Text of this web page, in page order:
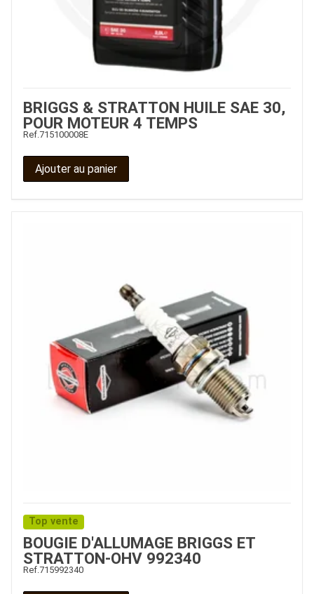
BRIGGS & STRATTON HUILE SAE 30,
POUR MOTEUR 4 TEMPS
Ref. 715100008E
Ajouter au panier
Top vente
BOUGIE D'ALLUMAGE BRIGGS ET
STRATTON-OHV 992340
Ref. 715992340